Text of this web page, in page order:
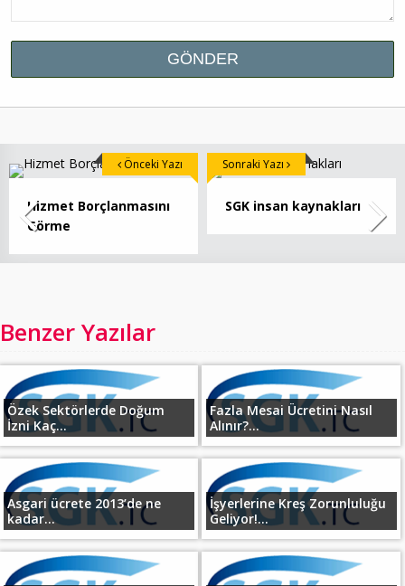
Hizmet Borçlanmasını
Görme
Önceki Yazı
SGK insan kaynakları
Sonraki Yazı
Benzer Yazılar
Özek Sektörlerde Doğum
İzni Kaç...
Fazla Mesai Ücretini Nasıl
Alınır?...
Asgari ücrete 2013’de ne
kadar...
İşyerlerine Kreş Zorunluluğu
Geliyor!...